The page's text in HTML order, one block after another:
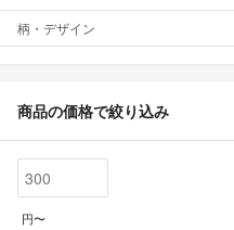
柄・デザイン
商品の価格で絞り込み
円〜